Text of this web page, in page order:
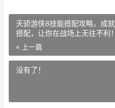
天骄游侠8技能搭配攻略，成
搭配，让你在战场上无往不利
« 上一篇
没有了！